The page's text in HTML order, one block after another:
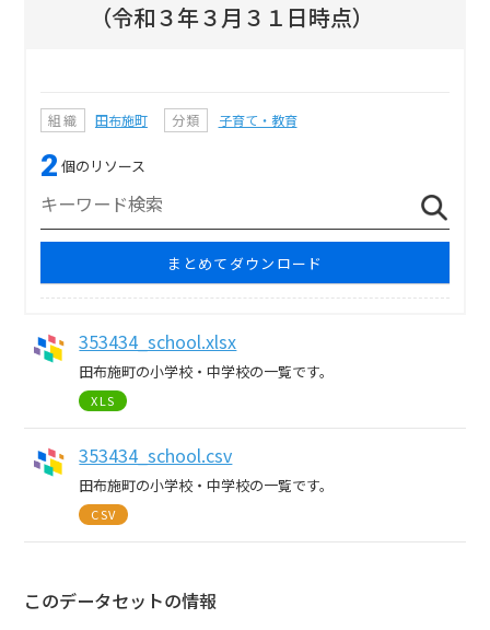
（令和３年３月３１日時点）
組織 田布施町 分類 子育て・教育
2 個のリソース
まとめてダウンロード
353434_school.xlsx
田布施町の小学校・中学校の一覧です。
XLS
353434_school.csv
田布施町の小学校・中学校の一覧です。
CSV
このデータセットの情報